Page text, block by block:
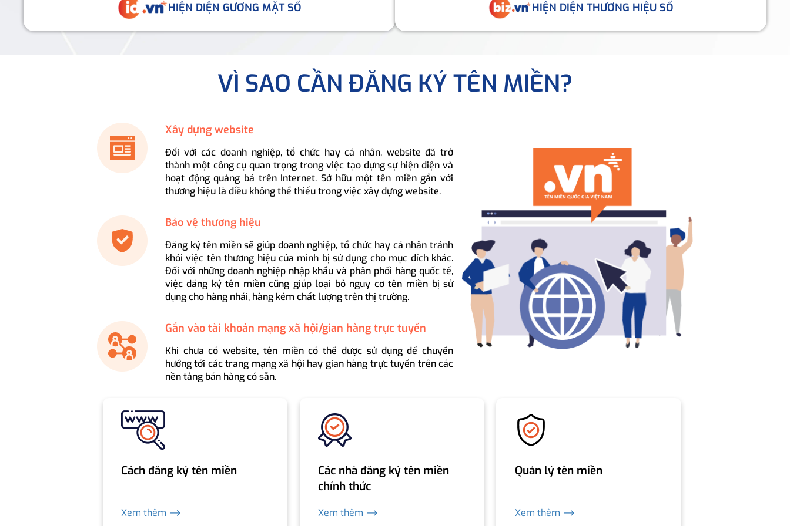
HIỆN DIỆN GƯƠNG MẶT SỐ HIỆN DIỆN THƯƠNG HIỆU SỐ
VÌ SAO CẦN ĐĂNG KÝ TÊN MIỀN?
Xây dựng website
Đối với các doanh nghiệp, tổ chức hay cá nhân, website đã trở
thành một công cụ quan trọng trong việc tạo dựng sự hiện diện và
hoạt động quảng bá trên Internet. Sở hữu một tên miền gắn với
thương hiệu là điều không thể thiếu trong việc xây dựng website.
Bảo vệ thương hiệu
Đăng ký tên miền sẽ giúp doanh nghiệp, tổ chức hay cá nhân tránh
khỏi việc tên thương hiệu của mình bị sử dụng cho mục đích khác.
Đối với những doanh nghiệp nhập khẩu và phân phối hàng quốc tế,
việc đăng ký tên miền cũng giúp loại bỏ nguy cơ tên miền bị sử
dụng cho hàng nhái, hàng kém chất lượng trên thị trường.
Gắn vào tài khoản mạng xã hội/gian hàng trực tuyến
Khi chưa có website, tên miền có thể được sử dụng để chuyển
hướng tới các trang mạng xã hội hay gian hàng trực tuyến trên các
nền tảng bán hàng có sẵn.
Cách đăng ký tên miền
Xem thêm ⟶
Các nhà đăng ký tên miền
chính thức
Xem thêm ⟶
Quản lý tên miền
Xem thêm ⟶